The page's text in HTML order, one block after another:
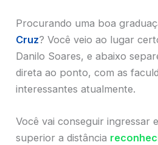
Procurando uma boa
Cruz? Você veio ao lugar
Danilo Soares, e abaixo
direta ao ponto, com as
interessantes atualmente.
Você vai conseguir ingressar
superior a distância